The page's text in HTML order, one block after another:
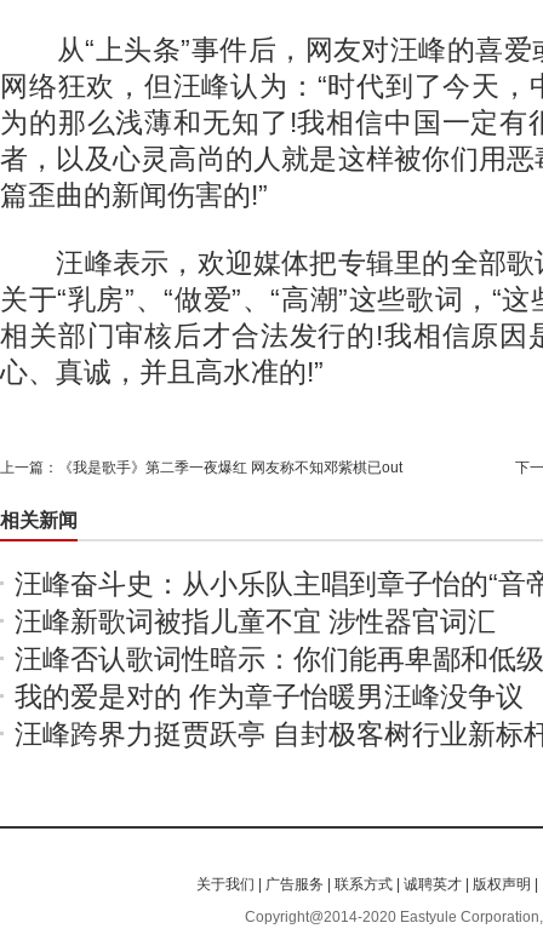
从“上头条”事件后，网友对汪峰的喜爱
网络狂欢，但汪峰认为：“时代到了今天，
为的那么浅薄和无知了!我相信中国一定有
者，以及心灵高尚的人就是这样被你们用
篇歪曲的新闻伤害的!”
汪峰表示，欢迎媒体把专辑里的全部歌
关于“乳房”、“做爱”、“高潮”这些歌词，“
相关部门审核后才合法发行的!我相信原因
心、真诚，并且高水准的!”
上一篇： 《我是歌手》第二季一夜爆红 网友称不知邓紫棋已out 下
相关新闻
汪峰奋斗史：从小乐队主唱到章子怡的“音
汪峰新歌词被指儿童不宜 涉性器官词汇
汪峰否认歌词性暗示：你们能再卑鄙和低
我的爱是对的 作为章子怡暖男汪峰没争议
汪峰跨界力挺贾跃亭 自封极客树行业新标
关于我们 | 广告服务 |联系方式 |诚聘英才 | 版权声明 |
Copyright@2014-2020 Eastyule